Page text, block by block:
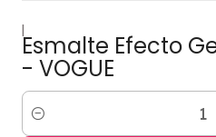
|
Esmalte Efecto
- VOGUE
Cantidad